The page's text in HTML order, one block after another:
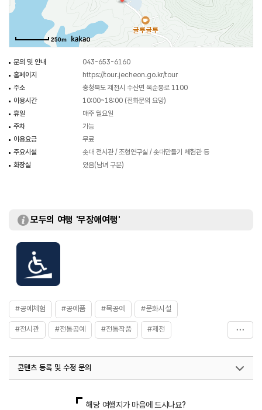
있다.
250m
문의 및 안내
043-653-6160
홈페이지
https://tour.jecheon.go.kr/tour
주소
충청북도 제천시 수산면 옥순봉로 1100
이용시간
10:00~18:00 (전화문의 요망)
휴일
매주 월요일
주차
가능
이용요금
무료
주요시설
솟대 전시관 / 조형연구실 / 솟대만들기 체험관 등
화장실
있음(남녀 구분)
모두의 여행 '무장애여행'
#공예체험 #공예품 #목공예 #문화시설
#전시관 #전통공예 #전통작품 #제천
#한국전통 #휴식공간
콘텐츠 등록 및 수정 문의
열린관광콘텐츠팀(열린관광-모두의여행)
033-738-3425
해당 여행지가 마음에 드시나요?